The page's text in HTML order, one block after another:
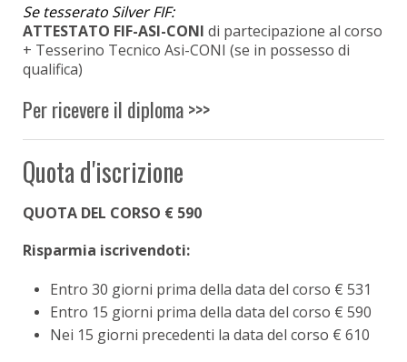
Se tesserato Silver FIF:
ATTESTATO FIF-ASI-CONI di partecipazione al corso
+ Tesserino Tecnico Asi-CONI (se in possesso di
qualifica)
Per ricevere il diploma >>>
Quota d'iscrizione
QUOTA DEL CORSO € 590
Risparmia iscrivendoti:
Entro 30 giorni prima della data del corso € 531
Entro 15 giorni prima della data del corso € 590
Nei 15 giorni precedenti la data del corso € 610